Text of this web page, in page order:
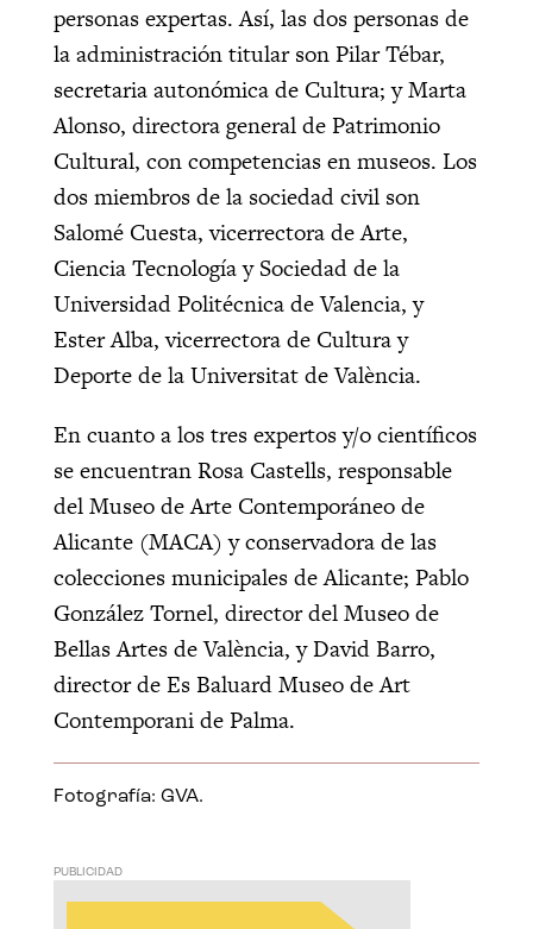
personas expertas. Así, las dos personas de
la administración titular son Pilar Tébar,
secretaria autonómica de Cultura; y Marta
Alonso, directora general de Patrimonio
Cultural, con competencias en museos. Los
dos miembros de la sociedad civil son
Salomé Cuesta, vicerrectora de Arte,
Ciencia Tecnología y Sociedad de la
Universidad Politécnica de Valencia, y
Ester Alba, vicerrectora de Cultura y
Deporte de la Universitat de València.
En cuanto a los tres expertos y/o científicos
se encuentran Rosa Castells, responsable
del Museo de Arte Contemporáneo de
Alicante (MACA) y conservadora de las
colecciones municipales de Alicante; Pablo
González Tornel, director del Museo de
Bellas Artes de València, y David Barro,
director de Es Baluard Museo de Art
Contemporani de Palma.
Fotografía: GVA.
PUBLICIDAD